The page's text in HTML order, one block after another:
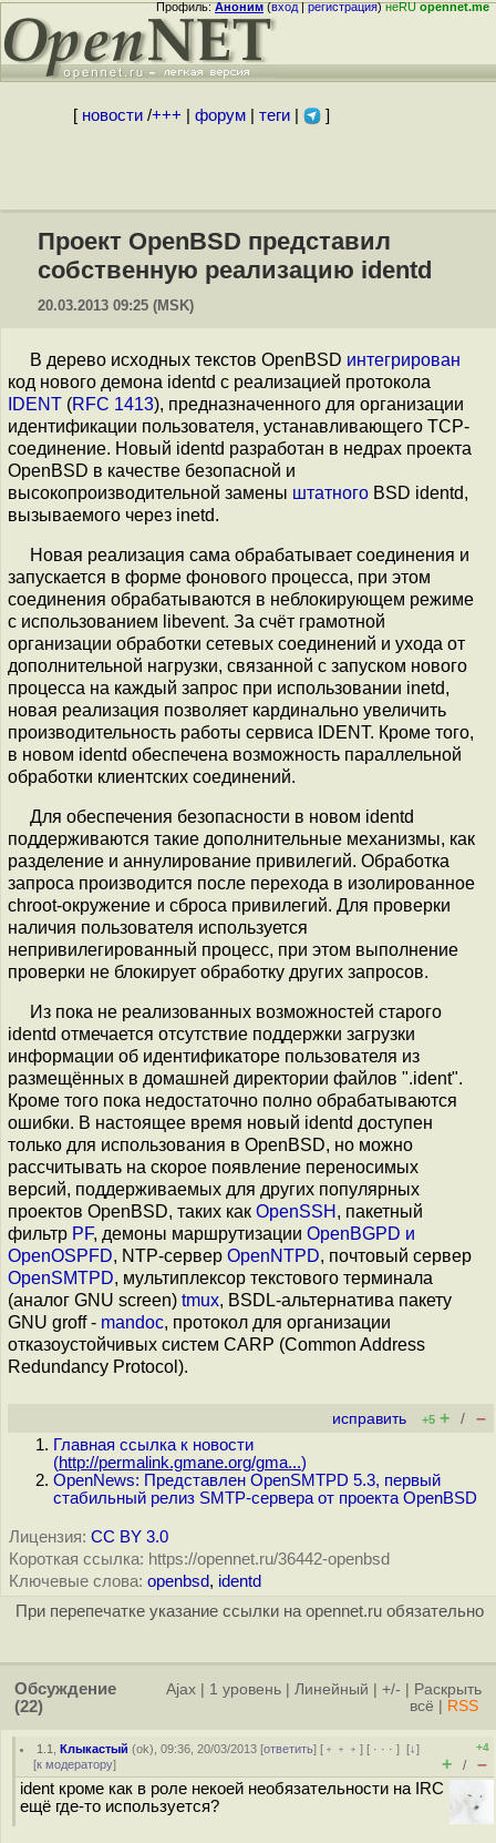
Профиль:Аноним(вход|регистрация)неRUopennet.me
[ новости/+++ форум| теги| ]
Проект OpenBSD представил
собственную реализацию identd
20.03.2013 09:25 (MSK)
В дерево исходных текстов OpenBSD интегрирован
код нового демона identd с реализацией протокола
IDENT (RFC 1413), предназначенного для организации
идентификации пользователя, устанавливающего TCP-
соединение. Новый identd разработан в недрах проекта
OpenBSD в качестве безопасной и
высокопроизводительной замены штатного BSD identd,
вызываемого через inetd.
Новая реализация сама обрабатывает соединения и
запускается в форме фонового процесса, при этом
соединения обрабатываются в неблокирующем режиме
с использованием libevent. За счёт грамотной
организации обработки сетевых соединений и ухода от
дополнительной нагрузки, связанной с запуском нового
процесса на каждый запрос при использовании inetd,
новая реализация позволяет кардинально увеличить
производительность работы сервиса IDENT. Кроме того,
в новом identd обеспечена возможность параллельной
обработки клиентских соединений.
Для обеспечения безопасности в новом identd
поддерживаются такие дополнительные механизмы, как
разделение и аннулирование привилегий. Обработка
запроса производится после перехода в изолированное
chroot-окружение и сброса привилегий. Для проверки
наличия пользователя используется
непривилегированный процесс, при этом выполнение
проверки не блокирует обработку других запросов.
Из пока не реализованных возможностей старого
identd отмечается отсутствие поддержки загрузки
информации об идентификаторе пользователя из
размещённых в домашней директории файлов ".ident".
Кроме того пока недостаточно полно обрабатываются
ошибки. В настоящее время новый identd доступен
только для использования в OpenBSD, но можно
рассчитывать на скорое появление переносимых
версий, поддерживаемых для других популярных
проектов OpenBSD, таких как OpenSSH , пакетный
фильтр PF, демоны маршрутизации OpenBGPD и
OpenOSPFD, NTP-сервер OpenNTPD, почтовый сервер
OpenSMTPD, мультиплексор текстового терминала
(аналог GNU screen) tmux, BSDL-альтернатива пакету
GNU groff - mandoc, протокол для организации
отказоустойчивых систем CARP (Common Address
Redundancy Protocol).
исправить +5 + / –
Главная ссылка к новости
(http://permalink.gmane.org/gma...)
OpenNews: Представлен OpenSMTPD 5.3, первый
стабильный релиз SMTP-сервера от проекта OpenBSD
Лицензия: CC BY 3.0
Короткая ссылка: https://opennet.ru/36442-openbsd
Ключевые слова: openbsd, identd
При перепечатке указание ссылки на opennet.ru обязательно
Обсуждение
(22)
Ajax 1 уровень Линейный +/-
Раскрыть
всё
RSS
1.1 ,Клыкастый (ok), 09:36, 20/03/2013 [ответить] [ ﹢﹢﹢] [ · · ·][↓]
[к модератору]
+4
+ / –
ident кроме как в роле некоей необязательности на IRC
ещё где-то используется?